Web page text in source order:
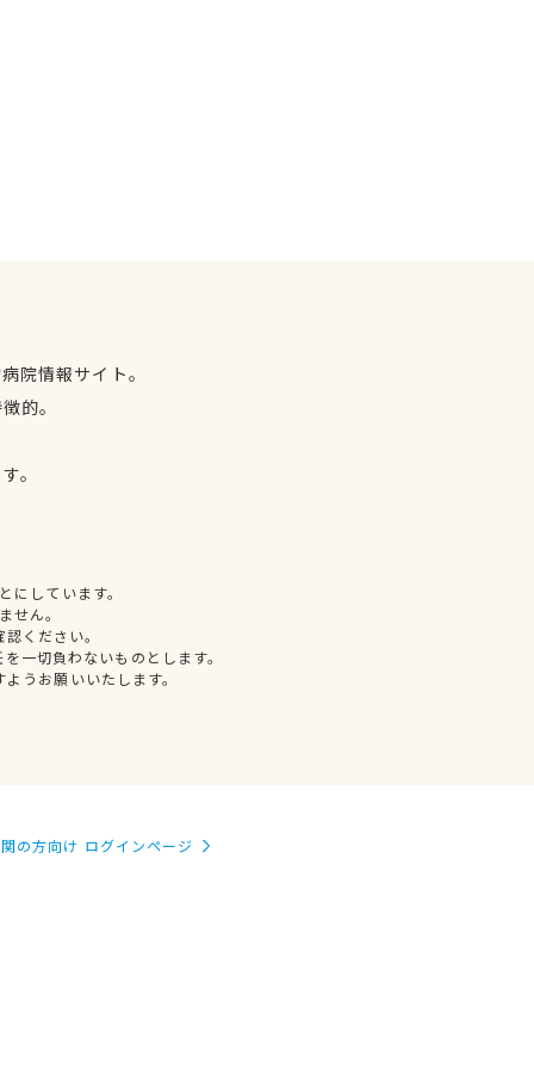
院情報サイト。
的。
。
しています。
せん。
ください。
一切負わないものとします。
うお願いいたします。
の方向け ログインページ